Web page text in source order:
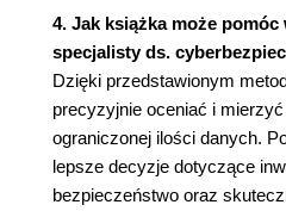
4. Jak książka może
specjalisty ds.
Dzięki przedstawionym
precyzyjnie oceniać i
ograniczonej ilości danych.
lepsze decyzje dotyczące
bezpieczeństwo oraz